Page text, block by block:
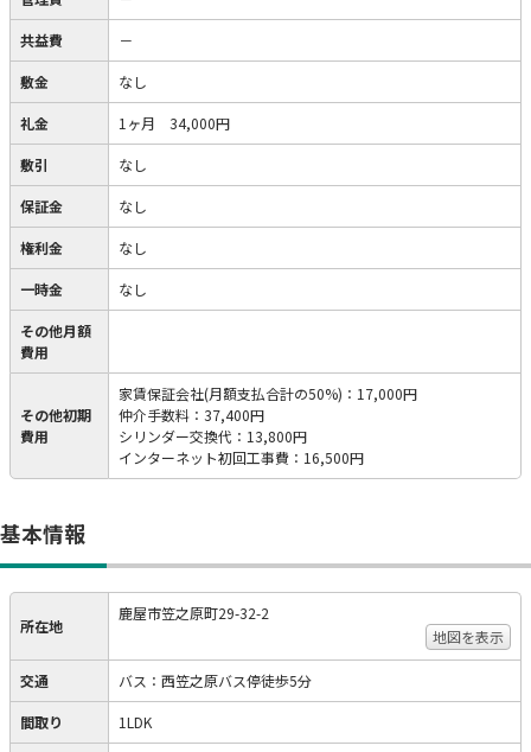
共益費 －
敷金 なし
礼金 1ヶ月 34,000円
敷引 なし
保証金 なし
権利金 なし
一時金 なし
その他月額
費用
その他初期
費用
家賃保証会社(月額支払合計の50%) ： 17,000円
仲介手数料 ： 37,400円
シリンダー交換代 ： 13,800円
インターネット初回工事費 ： 16,500円
基本情報
所在地
鹿屋市笠之原町29-32-2
地図を表示
交通 バス：西笠之原バス停徒歩5分
間取り 1LDK